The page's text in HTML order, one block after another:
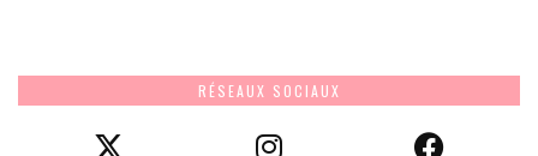
RÉSEAUX SOCIAUX